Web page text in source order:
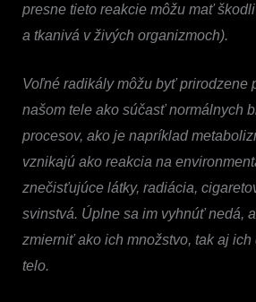
presne tieto reakcie môžu mať
a tkanivá v živých organizmoch).
Voľné radikály môžu byť prirodzene
našom tele ako súčasť normálnych
procesov, ako je napríklad
vznikajú ako reakcia na
znečisťujúce látky, radiácia,
svinstvá. Úplne sa im vyhnúť nedá,
zmierniť ako ich množstvo, tak aj ich
telo.